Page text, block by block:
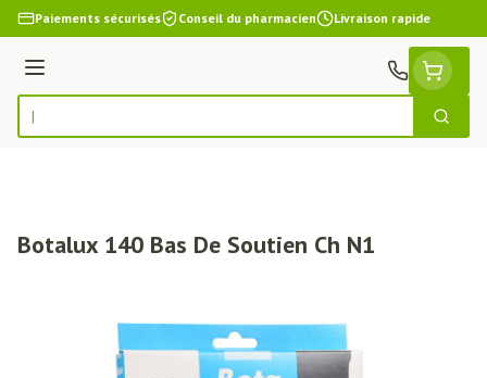
Aller au contenu
Paiements sécurisés Conseil du pharmacien Livraison rapide
Menu
Rechercher
Botalux 140 Bas De Soutien Ch N1